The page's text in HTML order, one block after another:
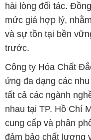
hài lòng đối tác.
mức giá hợp lý,
và sự tồn tại bền
trước.
Công ty Hóa Chất
ứng đa dạng các
tất cả các ngành
nhau tại TP. Hồ Chí
cung cấp và phân
đảm bảo chất lượng